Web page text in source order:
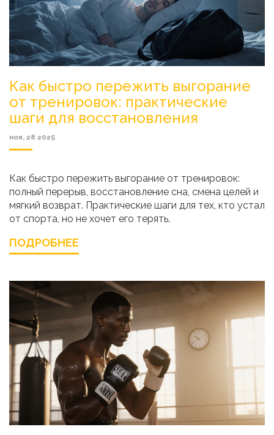
Как быстро пережить выгорание
от тренировок: практические
шаги для восстановления
ноя, 28 2025
Как быстро пережить выгорание от тренировок:
полный перерыв, восстановление сна, смена целей и
мягкий возврат. Практические шаги для тех, кто устал
от спорта, но не хочет его терять.
ПОДРОБНЕЕ